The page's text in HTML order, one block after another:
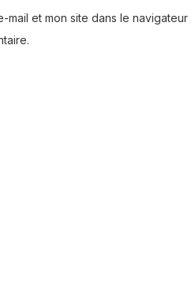
mail et mon site dans le navigateur